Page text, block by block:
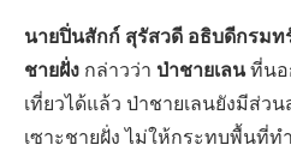
นายปิ่นสักก์ สุรัสวดี อธิบดีกรมท
ชายฝั่ง กล่าวว่า ป่าชายเลนที่นอ
เที่ยวได้แล้ว ป่าชายเลนยังมีส่
เซาะชายฝั่ง ไม่ให้กระทบพื้นที่